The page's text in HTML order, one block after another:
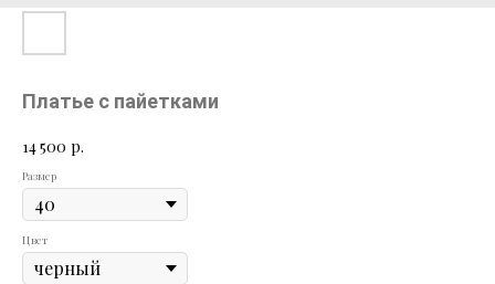
Платье с пайетками
14 500 р.
Размер
Цвет